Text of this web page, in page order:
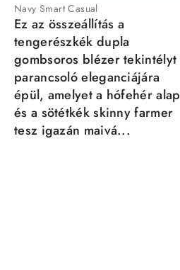
Navy Smart Casual
Ez az összeállítás a
tengerészkék dupla
gombsoros blézer tekintélyt
parancsoló eleganciájára
épül, amelyet a hófehér alap
és a sötétkék skinny farmer
tesz igazán maivá...